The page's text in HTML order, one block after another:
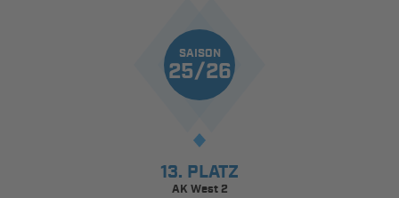
SAISON
25/26
13. PLATZ
AK West 2